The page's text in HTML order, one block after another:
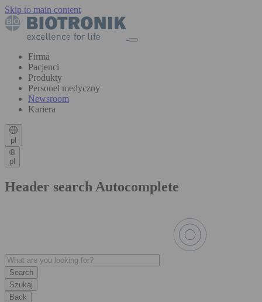
Skip to main content
Firma
Pacjenci
Produkty
Personel medyczny
Newsroom
Kariera
pl
pl
Header search Autocomplete
Szukaj
Back